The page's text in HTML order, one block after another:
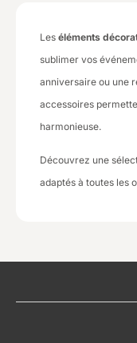
Les éléments
sublimer vos
anniversaire ou une
accessoires
harmonieuse.
Découvrez une
adaptés à toutes les